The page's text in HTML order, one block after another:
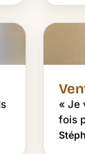
« Je
fois